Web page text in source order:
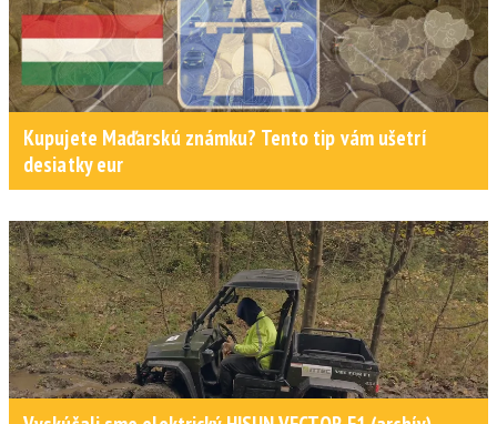
Kupujete Maďarskú známku? Tento tip vám ušetrí
desiatky eur